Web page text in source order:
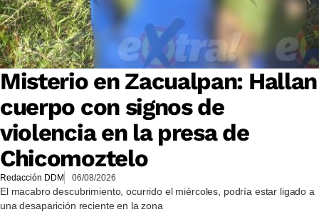
Misterio en Zacualpan: Hallan
cuerpo con signos de
violencia en la presa de
Chicomoztelo
Redacción DDM 06/08/2026
El macabro descubrimiento, ocurrido el miércoles, podría estar ligado a
una desaparición reciente en la zona